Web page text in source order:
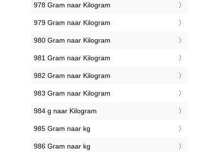
978 Gram naar Kilogram
979 Gram naar Kilogram
980 Gram naar Kilogram
981 Gram naar Kilogram
982 Gram naar Kilogram
983 Gram naar Kilogram
984 g naar Kilogram
985 Gram naar kg
986 Gram naar kg